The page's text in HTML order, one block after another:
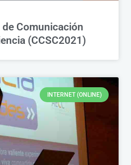
Comunicación
(CCSC2021)
INTERNET (ONLINE)